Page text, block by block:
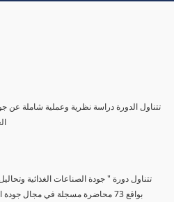
تتناول الدورة دراسة نظرية وعملية شاملة عن
تتناول دورة " جودة الصناعات الغذائية
بواقع 73 محاضرة مسجلة في مجال جودة